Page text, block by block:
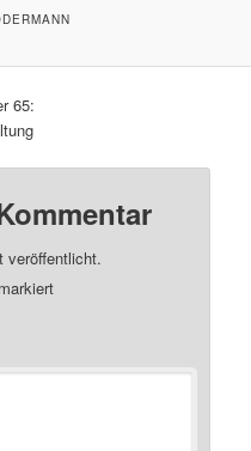
65:
veröffentlicht.
markiert